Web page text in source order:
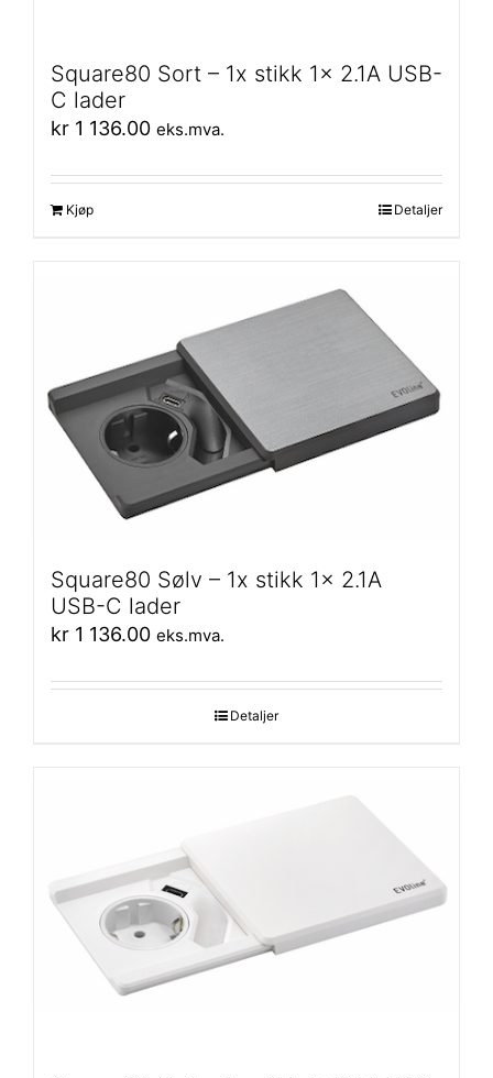
Square80 Sort – 1x stikk 1x 2.1A USB-
C lader
kr 1 136.00 eks.mva.
Kjøp Detaljer
Square80 Sølv – 1x stikk 1x 2.1A
USB-C lader
kr 1 136.00 eks.mva.
Detaljer